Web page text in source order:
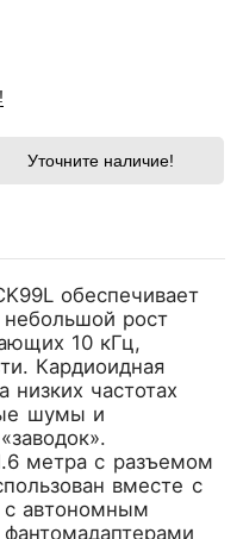
Уточните наличие!
обеспечивает
небольшой рост
10 кГц,
Кардиоидная
низких частотах
шумы и
метра с разъемом
вместе с
с автономным